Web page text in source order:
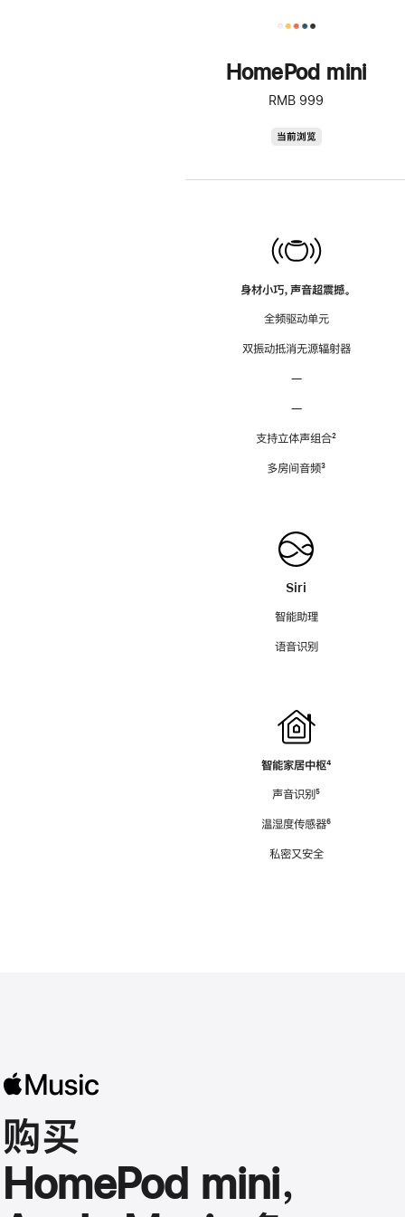
HomePod mini
RMB 999
当前浏览
身材小巧，声音超震撼。
全频驱动单元
双振动抵消无源辐射器
—
—
支持立体声组合脚
²
多房间音频脚
³
Siri
智能助理
语音识别
智能家居中枢脚
⁴
声音识别脚
⁵
温湿度传感器脚
⁶
私密又安全
购买
HomePod mini，